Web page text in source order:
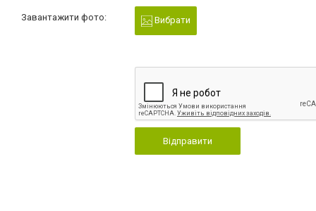
Завантажити фото: Вибрати
Відправити